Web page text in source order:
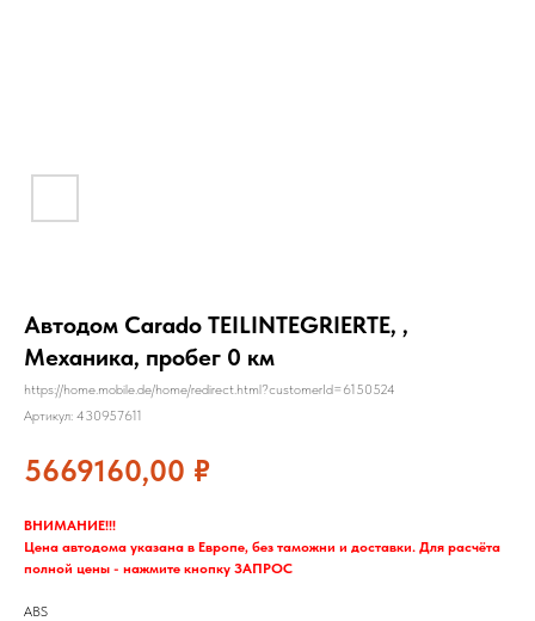
Автодом Carado TEILINTEGRIERTE, ,
Механика, пробег 0 км
https://home.mobile.de/home/redirect.html?customerId=6150524
Артикул: 430957611
5669160,00 ₽
ВНИМАНИЕ!!!
Цена автодома указана в Европе, без таможни и доставки. Для расчёта
полной цены - нажмите кнопку ЗАПРОС
ABS